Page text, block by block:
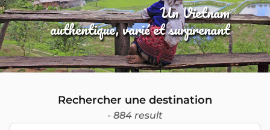
Un Vietnam
authentique, varié et surprenant
Rechercher une destination
- 884 result